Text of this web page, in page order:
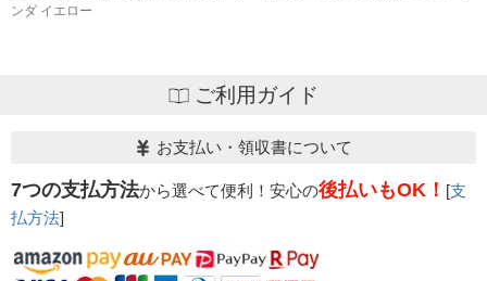
ンダ イエロー
ご利用ガイド
お支払い・領収書について
7つの支払方法から選べて便利！安心の後払いもOK！ [支
払方法]